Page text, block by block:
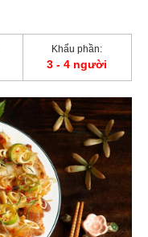
Khẩu phần:
3 - 4 người